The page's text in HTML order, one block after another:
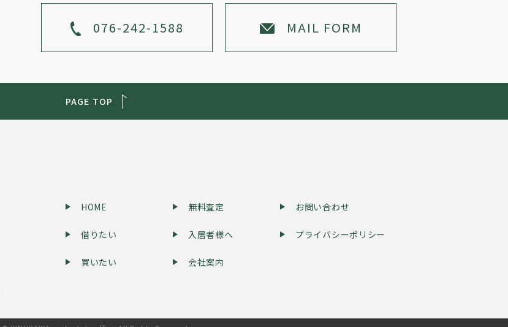
076-242-1588 MAIL FORM
PAGE TOP
HOME
借りたい
買いたい
無料査定
入居者様へ
会社案内
お問い合わせ
プライバシーポリシー